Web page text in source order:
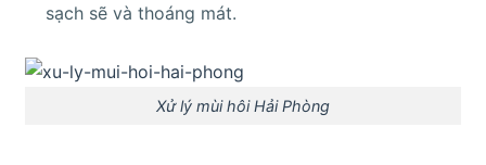
sạch sẽ và thoáng mát.
Xử lý mùi hôi Hải Phòng